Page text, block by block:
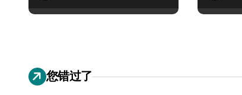
您错过了